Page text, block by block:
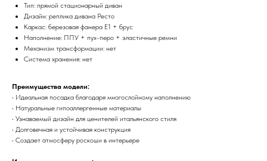
Тип: прямой стационарный диван
Дизайн: реплика дивана Ресто
Каркас: березовая фанера Е1 + брус
Наполнение: ППУ + пух-перо + эластичные ремни
Механизм трансформации: нет
Система хранения: нет
Преимущества модели:
• Идеальная посадка благодаря многослойному наполнению
• Натуральные гипоаллергенные материалы
• Узнаваемый дизайн для ценителей итальянского стиля
• Долговечная и устойчивая конструкция
• Создает атмосферу роскоши в интерьере